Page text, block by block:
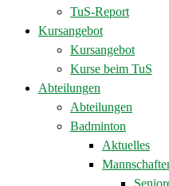
TuS-Report
Kursangebot
Kursangebot
Kurse beim TuS
Abteilungen
Abteilungen
Badminton
Aktuelles